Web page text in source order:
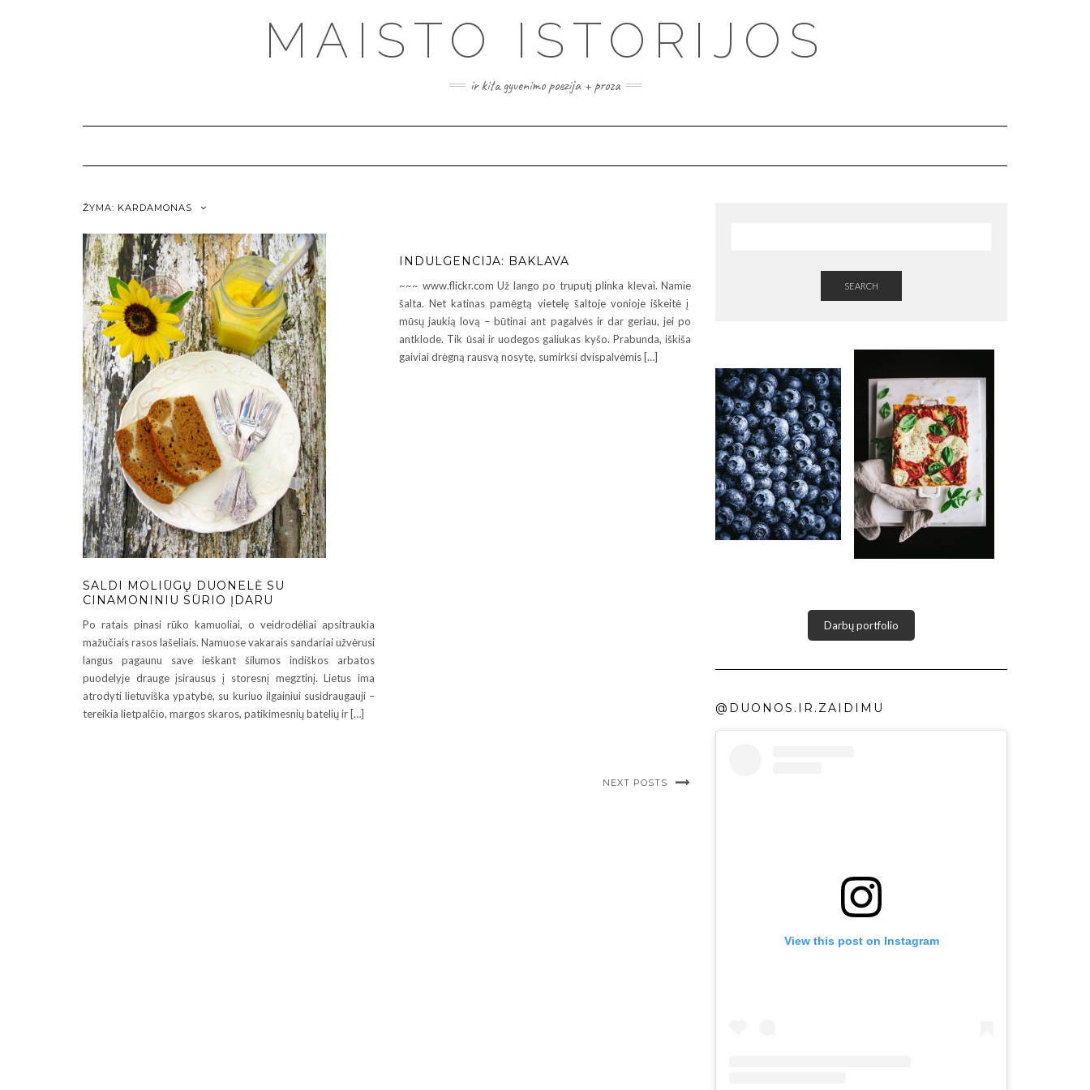
MAISTO ISTORIJOS
ir kita gyvenimo poezija + proza
ŽYMA: KARDAMONAS
SALDI MOLIŪGŲ DUONELĖ SU
CINAMONINIU SŪRIO ĮDARU
Po ratais pinasi rūko kamuoliai, o veidrodėliai apsitraukia
mažučiais rasos lašeliais. Namuose vakarais sandariai užvėrusi
langus pagaunu save ieškant šilumos indiškos arbatos
puodelyje drauge įsirausus į storesnį megztinį. Lietus ima
atrodyti lietuviška ypatybė, su kuriuo ilgainiui susidraugauji –
tereikia lietpalčio, margos skaros, patikimesnių batelių ir […]
INDULGENCIJA: BAKLAVA
~~~ www.flickr.com Už lango po truputį plinka klevai. Namie
šalta. Net katinas pamėgtą vietelę šaltoje vonioje iškeitė į
mūsų jaukią lovą – būtinai ant pagalvės ir dar geriau, jei po
antklode. Tik ūsai ir uodegos galiukas kyšo. Prabunda, iškiša
gaiviai drėgną rausvą nosytę, sumirksi dvispalvėmis […]
NEXT POSTS
SEARCH
Darbų portfolio
@DUONOS.IR.ZAIDIMU
View this post on Instagram